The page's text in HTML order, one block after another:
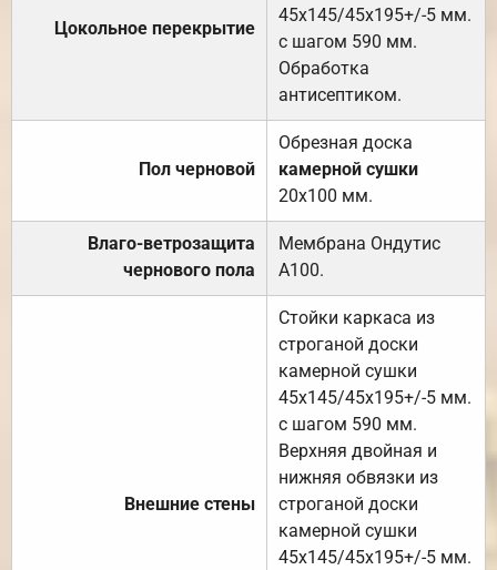
Цокольное перекрытие
45х145/45х195+/-5 мм.
с шагом 590 мм.
Обработка
антисептиком.
Пол черновой
Обрезная доска
камерной сушки
20х100 мм.
Влаго-ветрозащита
чернового пола
Мембрана Ондутис
А100.
Внешние стены
Стойки каркаса из
строганой доски
камерной сушки
45х145/45х195+/-5 мм.
с шагом 590 мм.
Верхняя двойная и
нижняя обвязки из
строганой доски
камерной сушки
45х145/45х195+/-5 мм.